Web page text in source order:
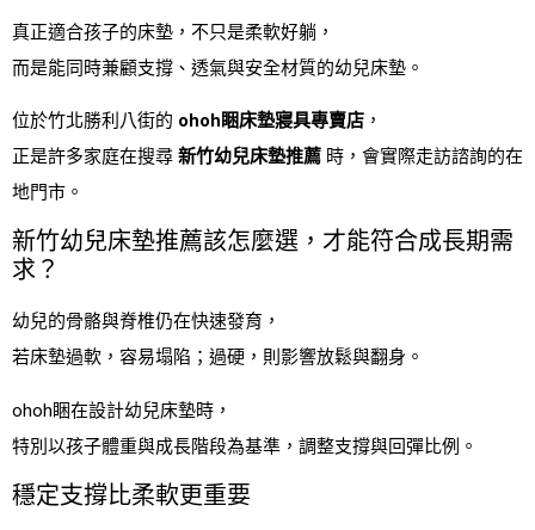
真正適合孩子的床墊，不只是柔軟好躺，
而是能同時兼顧支撐、透氣與安全材質的幼兒床墊。
位於竹北勝利八街的 ohoh睏床墊寢具專賣店 ，
正是許多家庭在搜尋 新竹幼兒床墊推薦 時，會實際走訪諮詢的在
地門市。
新竹幼兒床墊推薦該怎麼選，才能符合成長期需
求？
幼兒的骨骼與脊椎仍在快速發育，
若床墊過軟，容易塌陷；過硬，則影響放鬆與翻身。
ohoh睏在設計幼兒床墊時，
特別以孩子體重與成長階段為基準，調整支撐與回彈比例。
穩定支撐比柔軟更重要